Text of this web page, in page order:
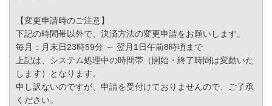
【変更申請時のご注意】
下記の時間帯以外で、決済方法の変更申請をお願いします。
毎月：月末日23時59分 ～ 翌月1日午前8時頃まで
上記は、システム処理中の時間帯（開始・終了時間は変動いた
します）となります。
申し訳ないのですが、申請を受付けておりませんので、ご了承
ください。